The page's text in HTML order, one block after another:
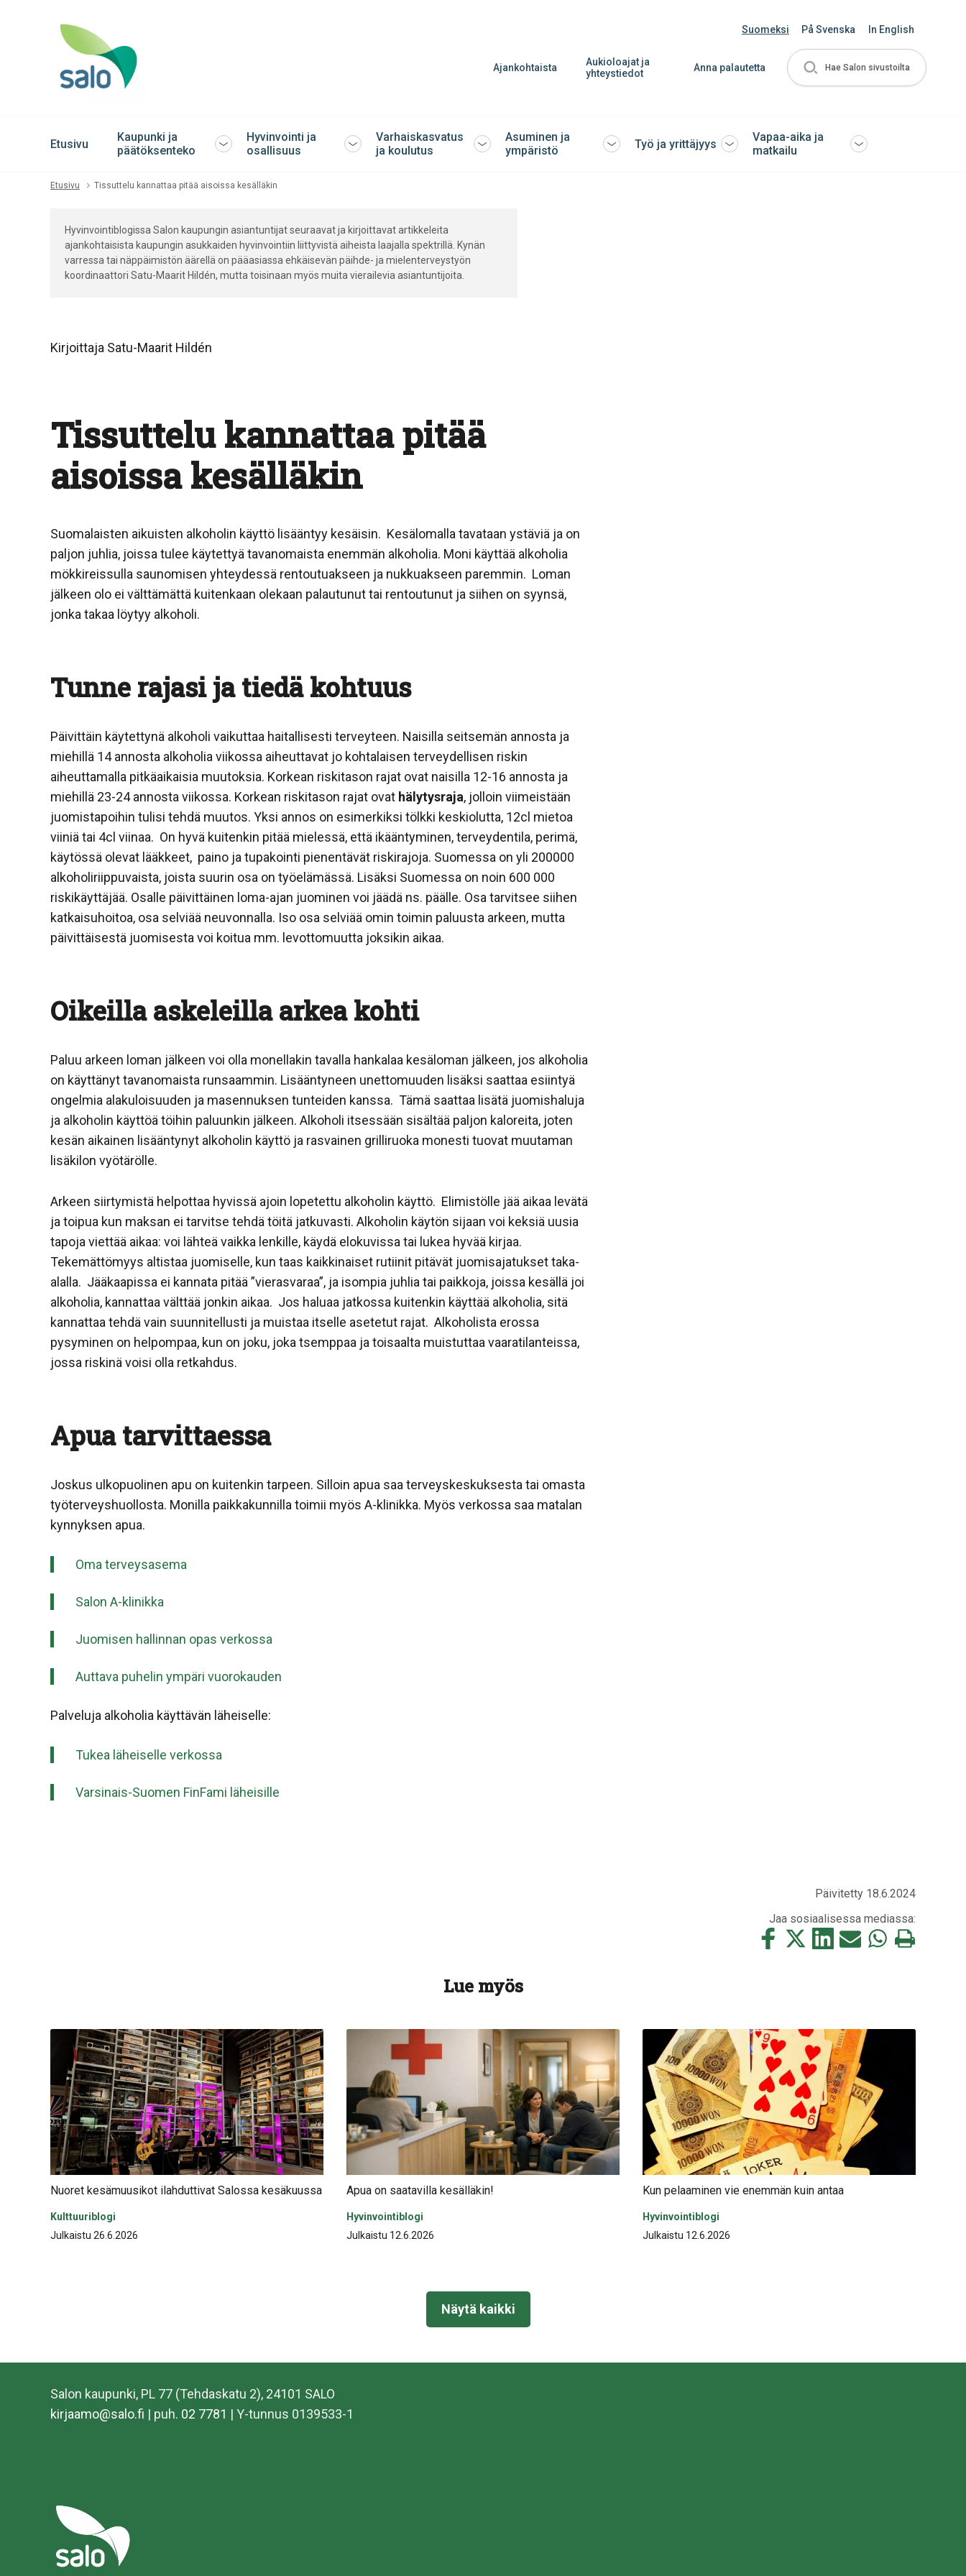
Suomeksi På Svenska In English
Ajankohtaista
Aukioloajat ja
yhteystiedot
Anna palautetta Hae Salon sivustoilta
Etusivu
Kaupunki ja
päätöksenteko
Avaa
sulje
Hyvinvointi ja
osallisuus
Avaa
Varhaiskasvatus
ja koulutus
Avaa
Asuminen ja
ympäristö
Avaa
Työ ja yrittäjyys Avaa
Vapaa-aika ja
matkailu
Avaa
Etusivu Tissuttelu kannattaa pitää aisoissa kesälläkin
Hyvinvointiblogissa Salon kaupungin asiantuntijat seuraavat ja kirjoittavat artikkeleita
ajankohtaisista kaupungin asukkaiden hyvinvointiin liittyvistä aiheista laajalla spektrillä. Kynän
varressa tai näppäimistön äärellä on pääasiassa ehkäisevän päihde- ja mielenterveystyön
koordinaattori Satu-Maarit Hildén, mutta toisinaan myös muita vierailevia asiantuntijoita.
Kirjoittaja Satu-Maarit Hildén
Tissuttelu kannattaa pitää
aisoissa kesälläkin
Suomalaisten aikuisten alkoholin käyttö lisääntyy kesäisin. Kesälomalla tavataan ystäviä ja on
paljon juhlia, joissa tulee käytettyä tavanomaista enemmän alkoholia. Moni käyttää alkoholia
mökkireissulla saunomisen yhteydessä rentoutuakseen ja nukkuakseen paremmin. Loman
jälkeen olo ei välttämättä kuitenkaan olekaan palautunut tai rentoutunut ja siihen on syynsä,
jonka takaa löytyy alkoholi.
Tunne rajasi ja tiedä kohtuus
Päivittäin käytettynä alkoholi vaikuttaa haitallisesti terveyteen. Naisilla seitsemän annosta ja
miehillä 14 annosta alkoholia viikossa aiheuttavat jo kohtalaisen terveydellisen riskin
aiheuttamalla pitkäaikaisia muutoksia. Korkean riskitason rajat ovat naisilla 12-16 annosta ja
miehillä 23-24 annosta viikossa. Korkean riskitason rajat ovat hälytysraja, jolloin viimeistään
juomistapoihin tulisi tehdä muutos. Yksi annos on esimerkiksi tölkki keskiolutta, 12cl mietoa
viiniä tai 4cl viinaa. On hyvä kuitenkin pitää mielessä, että ikääntyminen, terveydentila, perimä,
käytössä olevat lääkkeet, paino ja tupakointi pienentävät riskirajoja. Suomessa on yli 200000
alkoholiriippuvaista, joista suurin osa on työelämässä. Lisäksi Suomessa on noin 600 000
riskikäyttäjää. Osalle päivittäinen loma-ajan juominen voi jäädä ns. päälle. Osa tarvitsee siihen
katkaisuhoitoa, osa selviää neuvonnalla. Iso osa selviää omin toimin paluusta arkeen, mutta
päivittäisestä juomisesta voi koitua mm. levottomuutta joksikin aikaa.
Oikeilla askeleilla arkea kohti
Paluu arkeen loman jälkeen voi olla monellakin tavalla hankalaa kesäloman jälkeen, jos alkoholia
on käyttänyt tavanomaista runsaammin. Lisääntyneen unettomuuden lisäksi saattaa esiintyä
ongelmia alakuloisuuden ja masennuksen tunteiden kanssa. Tämä saattaa lisätä juomishaluja
ja alkoholin käyttöä töihin paluunkin jälkeen. Alkoholi itsessään sisältää paljon kaloreita, joten
kesän aikainen lisääntynyt alkoholin käyttö ja rasvainen grilliruoka monesti tuovat muutaman
lisäkilon vyötärölle.
Arkeen siirtymistä helpottaa hyvissä ajoin lopetettu alkoholin käyttö. Elimistölle jää aikaa levätä
ja toipua kun maksan ei tarvitse tehdä töitä jatkuvasti. Alkoholin käytön sijaan voi keksiä uusia
tapoja viettää aikaa: voi lähteä vaikka lenkille, käydä elokuvissa tai lukea hyvää kirjaa.
Tekemättömyys altistaa juomiselle, kun taas kaikkinaiset rutiinit pitävät juomisajatukset taka-
alalla. Jääkaapissa ei kannata pitää ”vierasvaraa”, ja isompia juhlia tai paikkoja, joissa kesällä joi
alkoholia, kannattaa välttää jonkin aikaa. Jos haluaa jatkossa kuitenkin käyttää alkoholia, sitä
kannattaa tehdä vain suunnitellusti ja muistaa itselle asetetut rajat. Alkoholista erossa
pysyminen on helpompaa, kun on joku, joka tsemppaa ja toisaalta muistuttaa vaaratilanteissa,
jossa riskinä voisi olla retkahdus.
Apua tarvittaessa
Joskus ulkopuolinen apu on kuitenkin tarpeen. Silloin apua saa terveyskeskuksesta tai omasta
työterveyshuollosta. Monilla paikkakunnilla toimii myös A-klinikka. Myös verkossa saa matalan
kynnyksen apua.
Oma terveysasema
Salon A-klinikka
Juomisen hallinnan opas verkossa
Auttava puhelin ympäri vuorokauden
Palveluja alkoholia käyttävän läheiselle:
Tukea läheiselle verkossa
Varsinais-Suomen FinFami läheisille
Päivitetty 18.6.2024
Jaa sosiaalisessa mediassa:
Jaa
tämä
Jaa
Jaa
tämä
Jaa
Jaa
Tulosta
Lue myös
Nuoret kesämuusikot ilahduttivat Salossa kesäkuussa
Kulttuuriblogi
Julkaistu 26.6.2026
Apua on saatavilla kesälläkin!
Hyvinvointiblogi
Julkaistu 12.6.2026
Kun pelaaminen vie enemmän kuin antaa
Hyvinvointiblogi
Julkaistu 12.6.2026
Näytä kaikki
Salon kaupunki, PL 77 (Tehdaskatu 2), 24101 SALO
kirjaamo@salo.fi | puh. 02 7781 | Y-tunnus 0139533-1